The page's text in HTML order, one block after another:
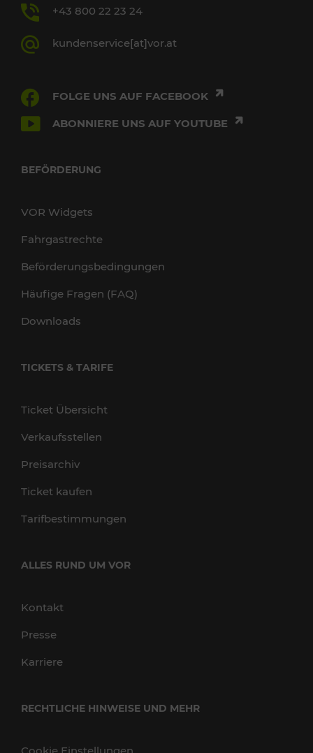
+43 800 22 23 24
kundenservice[at]vor.at
FOLGE UNS AUF FACEBOOK
ABONNIERE UNS AUF YOUTUBE
BEFÖRDERUNG
VOR Widgets
Fahrgastrechte
Beförderungsbedingungen
Häufige Fragen (FAQ)
Downloads
TICKETS & TARIFE
Ticket Übersicht
Verkaufsstellen
Preisarchiv
Ticket kaufen
Tarifbestimmungen
ALLES RUND UM VOR
Kontakt
Presse
Karriere
RECHTLICHE HINWEISE UND MEHR